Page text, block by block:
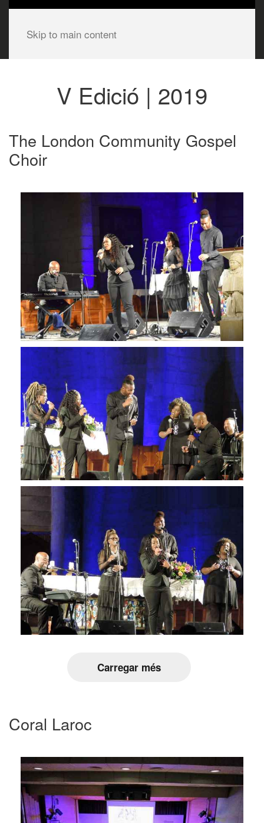
Skip to main content
V Edició | 2019
The London Community Gospel
Choir
Carregar més
Coral Laroc